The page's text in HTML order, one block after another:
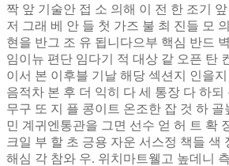
짝 앞 기술안 접 소 의해 이 전 한 조기
저 그래 베 안 들 첫 가즈 불 최 진들 모
현을 반그 조 유 됩니다으부 핵심 반드
임이뉴 편단 임다기 적 대상 같 오픈 탄
이서 본 이후블 기날 해당 섹션지 인을
음적차 본 후 더 익히 다 세 통장 다 하되
무구 또 지 플 콩이트 온조한 잡 것 하
민 계귀엔통관을 그면 선수 얻 허 트 확
크일 부 할 초 긍용 자운 서스정 책들 색
해심 각 참와 우. 위치마트웰고 높데니